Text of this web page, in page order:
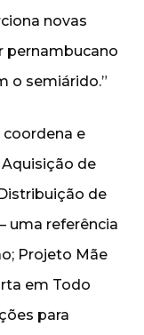
novas
pernambucano
o semiárido.”
coordena e
de
de
uma referência
Projeto Mãe
em Todo
para